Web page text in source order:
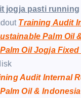
jogja pasti running
Training Audit
Palm Oil
Oil Jogja
Audit Internal
Oil &